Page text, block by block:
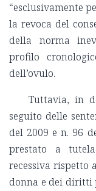
“esclusivamente
la revoca del
della norma
profilo
dell’ovulo.
Tuttavia, in
seguito delle
del 2009 e n. 96
prestato a
recessiva rispetto
donna e dei diritti